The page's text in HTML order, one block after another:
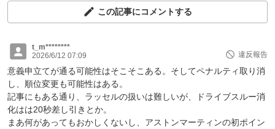
この記事にコメントする
t_m********
2026/6/12 07:09
違反報告
意義申立てが通る可能性はそこそこある。そしてペナルティ取り消
し、順位変更も可能性はある。
記事にもある通り、ラッセルの扱いは難しいが、ドライブスルー消
化はは20秒差し引きとか。
まあ何があってもおかしくないし、アストンマーティンの初ポイン